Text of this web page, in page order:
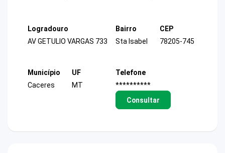
Logradouro
AV GETULIO VARGAS 733
Bairro
Sta Isabel
CEP
78205-745
Município
Caceres
UF
MT
Telefone
**********
Consultar